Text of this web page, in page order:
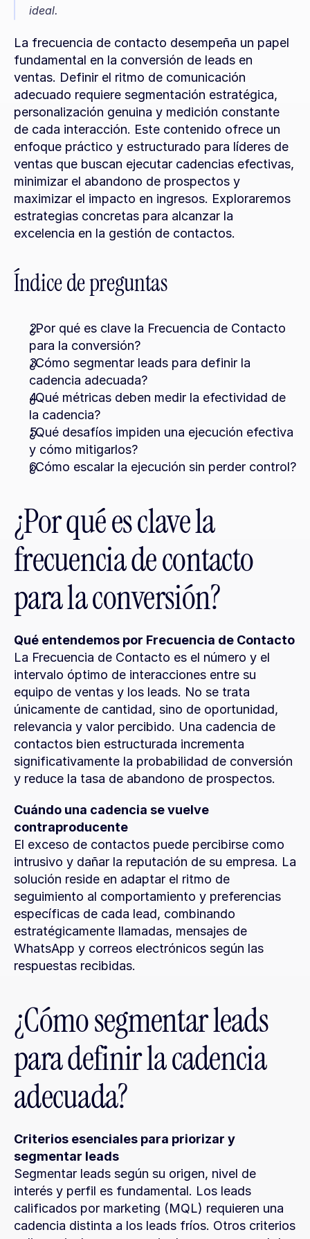
ideal.
La frecuencia de contacto desempeña un papel
fundamental en la conversión de leads en
ventas. Definir el ritmo de comunicación
adecuado requiere segmentación estratégica,
personalización genuina y medición constante
de cada interacción. Este contenido ofrece un
enfoque práctico y estructurado para líderes de
ventas que buscan ejecutar cadencias efectivas,
minimizar el abandono de prospectos y
maximizar el impacto en ingresos. Exploraremos
estrategias concretas para alcanzar la
excelencia en la gestión de contactos.
Índice de preguntas
¿Por qué es clave la Frecuencia de Contacto
para la conversión?
¿Cómo segmentar leads para definir la
cadencia adecuada?
¿Qué métricas deben medir la efectividad de
la cadencia?
¿Qué desafíos impiden una ejecución efectiva
y cómo mitigarlos?
¿Cómo escalar la ejecución sin perder control?
¿Por qué es clave la
frecuencia de contacto
para la conversión?
Qué entendemos por Frecuencia de Contacto
La Frecuencia de Contacto es el número y el
intervalo óptimo de interacciones entre su
equipo de ventas y los leads. No se trata
únicamente de cantidad, sino de oportunidad,
relevancia y valor percibido. Una cadencia de
contactos bien estructurada incrementa
significativamente la probabilidad de conversión
y reduce la tasa de abandono de prospectos.
Cuándo una cadencia se vuelve
contraproducente
El exceso de contactos puede percibirse como
intrusivo y dañar la reputación de su empresa. La
solución reside en adaptar el ritmo de
seguimiento al comportamiento y preferencias
específicas de cada lead, combinando
estratégicamente llamadas, mensajes de
WhatsApp y correos electrónicos según las
respuestas recibidas.
¿Cómo segmentar leads
para definir la cadencia
adecuada?
Criterios esenciales para priorizar y
segmentar leads
Segmentar leads según su origen, nivel de
interés y perfil es fundamental. Los leads
calificados por marketing (MQL) requieren una
cadencia distinta a los leads fríos. Otros criterios